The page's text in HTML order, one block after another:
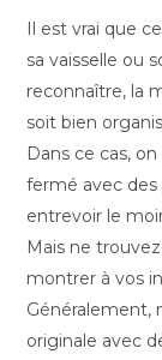
Il est vrai que
sa vaisselle ou
reconnaître, la
soit bien
Dans ce cas,
fermé avec des
entrevoir le
Mais ne
montrer à vos
Généralement,
originale avec